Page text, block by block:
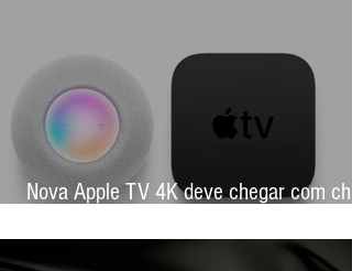
Nova Apple TV 4K deve chegar com chip
artificial